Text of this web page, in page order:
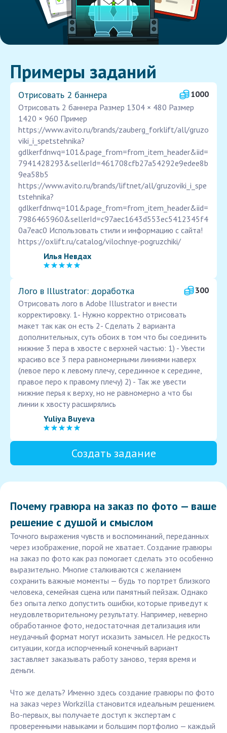
Примеры заданий
Отрисовать 2 баннера
1000
Отрисовать 2 баннера Размер 1304 × 480 Размер
1420 × 960 Пример
https://www.avito.ru/brands/zauberg_forklift/all/gruzo
viki_i_spetstehnika?
gdlkerfdnwq=101&page_from=from_item_header&iid=
7941428293&sellerId=461708cfb27a54292e9edee8b
9ea58b5
https://www.avito.ru/brands/liftnet/all/gruzoviki_i_spe
tstehnika?
gdlkerfdnwq=101&page_from=from_item_header&iid=
7986465960&sellerId=c97aec1643d553ec5412345f4
0a7eac0 Использовать стили и информацию с сайта!
https://oxlift.ru/catalog/vilochnye-pogruzchiki/
Илья Невдах
Лого в Illustrator: доработка
300
Отрисовать лого в Adobe Illustrator и внести
корректировку. 1- Нужно корректно отрисовать
макет так как он есть 2- Сделать 2 варианта
дополнительных, суть обоих в том что бы соединить
нижние 3 пера в хвосте с верхней частью: 1) - Увести
красиво все 3 пера равномерными линиями наверх
(левое перо к левому плечу, серединное к середине,
правое перо к правому плечу) 2) - Так же увести
нижние перья к верху, но не равномерно а что бы
линии к хвосту расширялись
Yuliya Buyeva
Создать задание
Почему гравюра на заказ по фото — ваше
решение с душой и смыслом
Точного выражения чувств и воспоминаний, переданных
через изображение, порой не хватает. Создание гравюры
на заказ по фото как раз помогает сделать это особенно
выразительно. Многие сталкиваются с желанием
сохранить важные моменты — будь то портрет близкого
человека, семейная сцена или памятный пейзаж. Однако
без опыта легко допустить ошибки, которые приведут к
неудовлетворительному результату. Например, неверно
обработанное фото, недостаточная детализация или
неудачный формат могут исказить замысел. Не редкость
ситуации, когда испорченный конечный вариант
заставляет заказывать работу заново, теряя время и
деньги.
Что же делать? Именно здесь создание гравюры по фото
на заказ через Workzilla становится идеальным решением.
Во-первых, вы получаете доступ к экспертам с
проверенными навыками и большим портфолио — каждый